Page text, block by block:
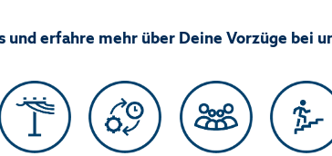
und erfahre mehr über Deine Vorzüge bei